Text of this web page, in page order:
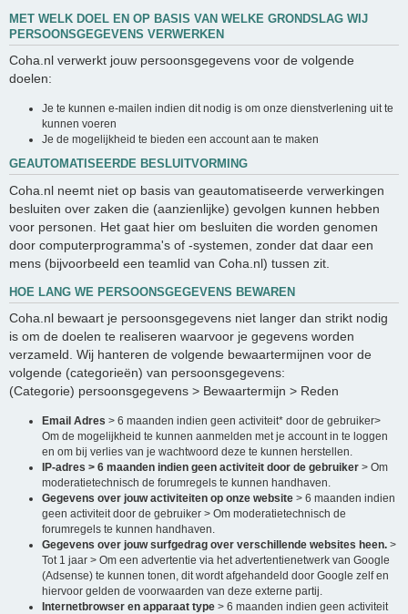
MET WELK DOEL EN OP BASIS VAN WELKE GRONDSLAG WIJ
PERSOONSGEGEVENS VERWERKEN
Coha.nl verwerkt jouw persoonsgegevens voor de volgende
doelen:
Je te kunnen e-mailen indien dit nodig is om onze dienstverlening uit te
kunnen voeren
Je de mogelijkheid te bieden een account aan te maken
GEAUTOMATISEERDE BESLUITVORMING
Coha.nl neemt niet op basis van geautomatiseerde verwerkingen
besluiten over zaken die (aanzienlijke) gevolgen kunnen hebben
voor personen. Het gaat hier om besluiten die worden genomen
door computerprogramma's of -systemen, zonder dat daar een
mens (bijvoorbeeld een teamlid van Coha.nl) tussen zit.
HOE LANG WE PERSOONSGEGEVENS BEWAREN
Coha.nl bewaart je persoonsgegevens niet langer dan strikt nodig
is om de doelen te realiseren waarvoor je gegevens worden
verzameld. Wij hanteren de volgende bewaartermijnen voor de
volgende (categorieën) van persoonsgegevens:
(Categorie) persoonsgegevens > Bewaartermijn > Reden
Email Adres > 6 maanden indien geen activiteit* door de gebruiker>
Om de mogelijkheid te kunnen aanmelden met je account in te loggen
en om bij verlies van je wachtwoord deze te kunnen herstellen.
IP-adres > 6 maanden indien geen activiteit door de gebruiker > Om
moderatietechnisch de forumregels te kunnen handhaven.
Gegevens over jouw activiteiten op onze website > 6 maanden indien
geen activiteit door de gebruiker > Om moderatietechnisch de
forumregels te kunnen handhaven.
Gegevens over jouw surfgedrag over verschillende websites heen. >
Tot 1 jaar > Om een advertentie via het advertentienetwerk van Google
(Adsense) te kunnen tonen, dit wordt afgehandeld door Google zelf en
hiervoor gelden de voorwaarden van deze externe partij.
Internetbrowser en apparaat type > 6 maanden indien geen activiteit